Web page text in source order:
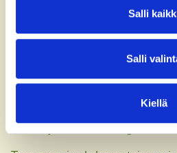
Salli
Salli
Kiellä
Kägelstranden 5
Dataskyddsbeskrivning